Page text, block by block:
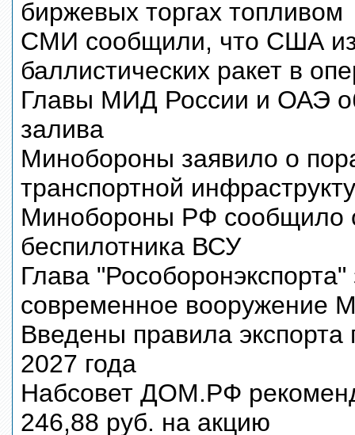
биржевых торгах топливом
СМИ сообщили, что США
баллистических ракет в
Главы МИД России и ОАЭ
залива
Минобороны заявило о
транспортной
Минобороны РФ сообщило
беспилотника ВСУ
Глава
современное вооружение
Введены правила экспорта
2027 года
Набсовет ДОМ.РФ
246,88 руб. на акцию